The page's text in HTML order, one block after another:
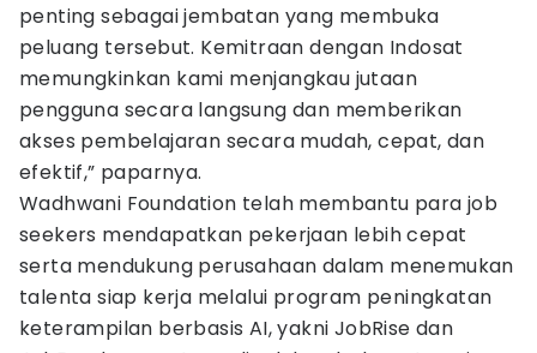
penting sebagai jembatan yang membuka
peluang tersebut. Kemitraan dengan Indosat
memungkinkan kami menjangkau jutaan
pengguna secara langsung dan memberikan
akses pembelajaran secara mudah, cepat, dan
efektif,” paparnya.
Wadhwani Foundation telah membantu para job
seekers mendapatkan pekerjaan lebih cepat
serta mendukung perusahaan dalam menemukan
talenta siap kerja melalui program peningkatan
keterampilan berbasis AI, yakni JobRise dan